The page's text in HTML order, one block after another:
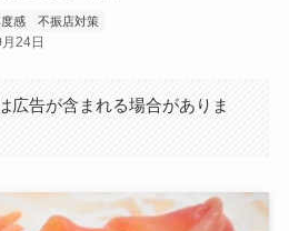
感 不振店対策
24日
広告が含まれる場合がありま